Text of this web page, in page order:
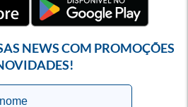
NEWS COM PROMOÇÕES